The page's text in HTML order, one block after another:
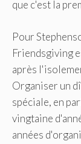
que c'est la
Pour
Friendsgiving
après
Organiser un
spéciale, en
vingtaine
années